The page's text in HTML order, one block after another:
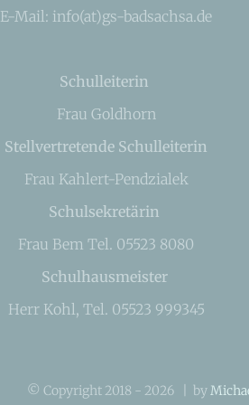
E-Mail: info(at)gs-badsachsa.de
Schulleiterin
Frau Goldhorn
Stellvertretende Schulleiterin
Frau Kahlert-Pendzialek
Schulsekretärin
Frau Bem Tel. 05523 8080
Schulhausmeister
Herr Kohl, Tel. 05523 999345
© Copyright 2018 - 2026 | by